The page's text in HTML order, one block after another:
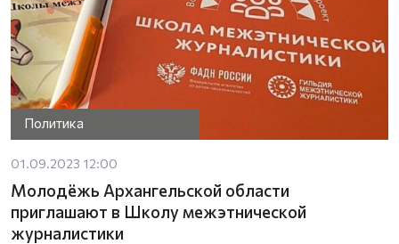
Политика
01.09.2023 12:00
Молодёжь Архангельской области
приглашают в Школу межэтнической
журналистики